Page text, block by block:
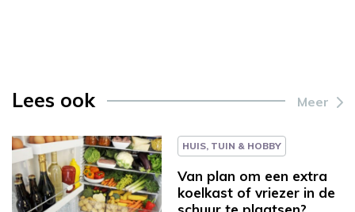
Lees ook Meer
HUIS, TUIN & HOBBY
Van plan om een extra
koelkast of vriezer in de